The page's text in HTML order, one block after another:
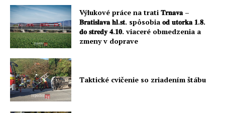
Výlukové práce na trati 𝐓𝐫𝐧𝐚𝐯𝐚 –
𝐁𝐫𝐚𝐭𝐢𝐬𝐥𝐚𝐯𝐚 𝐡𝐥.𝐬𝐭. spôsobia 𝐨𝐝 𝐮𝐭𝐨𝐫𝐤𝐚 𝟏.𝟖.
𝐝𝐨 𝐬𝐭𝐫𝐞𝐝𝐲 𝟒.𝟏𝟎. viaceré obmedzenia a
zmeny v doprave
Taktické cvičenie so zriadením štábu